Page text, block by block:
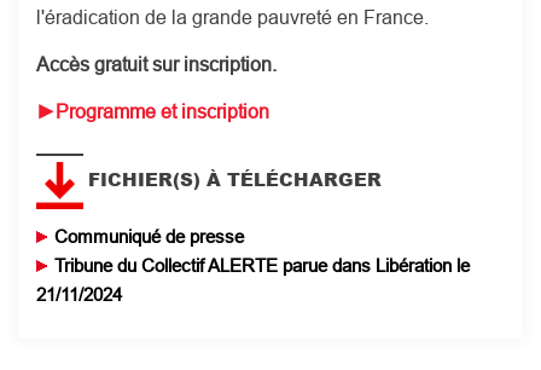
l'éradication de la grande pauvreté en France.
Accès gratuit sur inscription.
►Programme et inscription
FICHIER(S) À TÉLÉCHARGER
Communiqué de presse
Tribune du Collectif ALERTE parue dans Libération le
21/11/2024